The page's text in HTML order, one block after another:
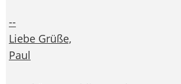
--
Liebe Grüße,
Paul